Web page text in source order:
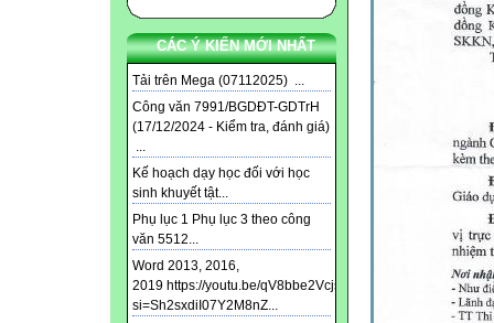
CÁC Ý KIẾN MỚI NHẤT
Tải trên Mega (07112025) ...
Công văn 7991/BGDĐT-GDTrH
(17/12/2024 - Kiểm tra, đánh giá)
...
Kế hoạch dạy học đối với học
sinh khuyết tật...
Phụ lục 1 Phụ lục 3 theo công
văn 5512...
Word 2013, 2016,
2019 https://youtu.be/qV8bbe2Vcjs?
si=Sh2sxdiI07Y2M8nZ...